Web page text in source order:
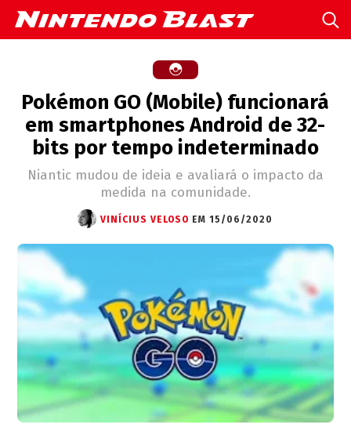
Pokémon GO (Mobile) funcionará
em smartphones Android de 32-
bits por tempo indeterminado
Niantic mudou de ideia e avaliará o impacto da
medida na comunidade.
VINÍCIUS VELOSO EM 15/06/2020